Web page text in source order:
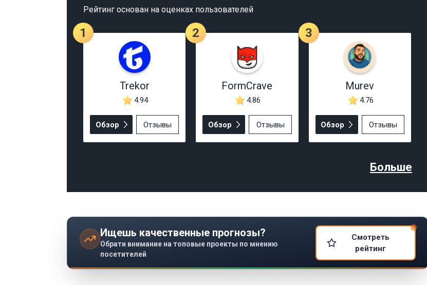
Рейтинг основан на оценках пользователей
1
Trekor
4.94
Обзор Отзывы
2
FormCrave
4.86
Обзор Отзывы
3
Murev
4.76
Обзор Отзывы
Больше
Ищешь качественные прогнозы?
Обрати внимание на топовые проекты по мнению
посетителей
Смотреть
рейтинг